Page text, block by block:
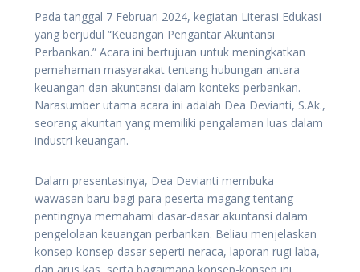
Pada tanggal 7 Februari 2024, kegiatan Literasi Edukasi
yang berjudul “Keuangan Pengantar Akuntansi
Perbankan.” Acara ini bertujuan untuk meningkatkan
pemahaman masyarakat tentang hubungan antara
keuangan dan akuntansi dalam konteks perbankan.
Narasumber utama acara ini adalah Dea Devianti, S.Ak.,
seorang akuntan yang memiliki pengalaman luas dalam
industri keuangan.
Dalam presentasinya, Dea Devianti membuka
wawasan baru bagi para peserta magang tentang
pentingnya memahami dasar-dasar akuntansi dalam
pengelolaan keuangan perbankan. Beliau menjelaskan
konsep-konsep dasar seperti neraca, laporan rugi laba,